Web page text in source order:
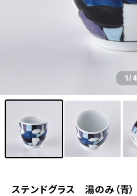
1/4
ステンドグラス 湯のみ（青）